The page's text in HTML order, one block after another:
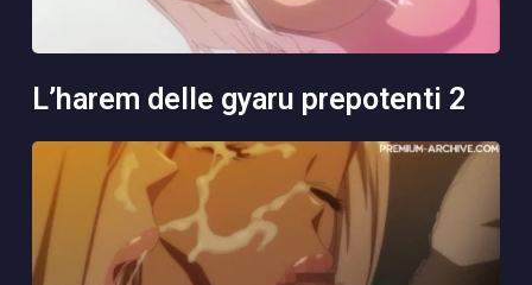
l’harem delle gyaru prepotenti 2